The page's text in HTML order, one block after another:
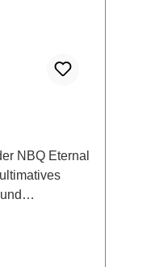
NBQ Eternal
600ml